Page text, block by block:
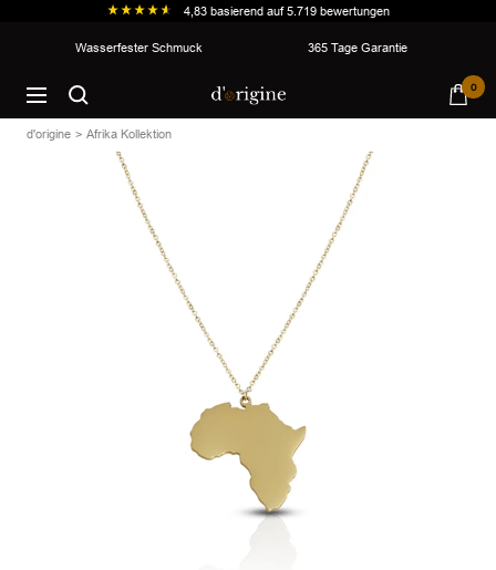
4,83 basierend auf5.719 bewertungen
Inhalt
Wasserfester Schmuck 365 Tage Garantie
Navigation
d'origine 0
d'origine Afrika Kollektion